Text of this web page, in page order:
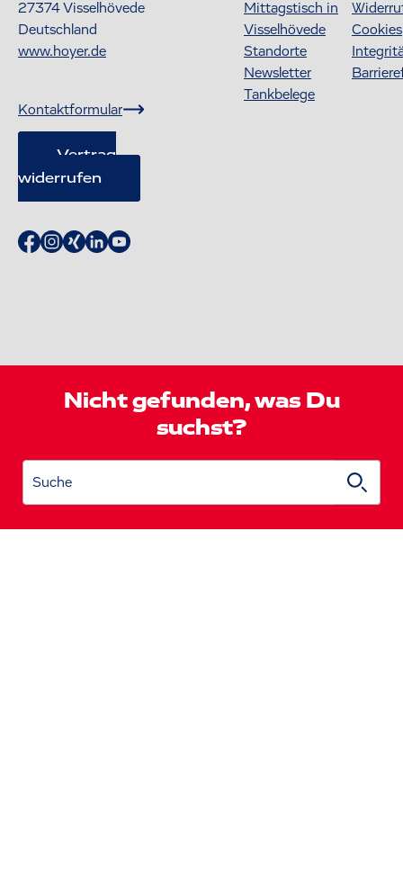
27374Visselhövede
Deutschland
www.hoyer.de
Kontaktformular
Vertrag
widerrufen
Mittagstisch in
Visselhövede
Standorte
Newsletter
Tankbelege
Cookies
Nicht gefunden, was Du
suchst?
Suche